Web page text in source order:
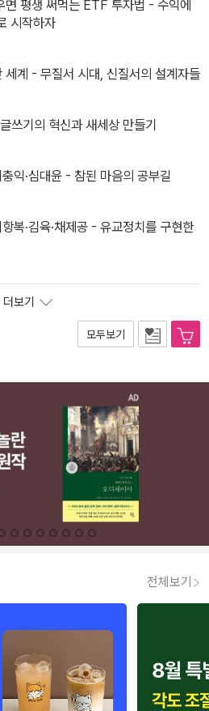
면 평생 써먹는 ETF 투자법 - 수익에
시작하자
세계 - 무질서 시대, 신질서의 설계자들
쓰기의 혁신과 새세상 만들기
익·심대윤 - 참된 마음의 공부길
복·김육·채제공 - 유교정치를 구현한
더보기
모두보기
전체보기